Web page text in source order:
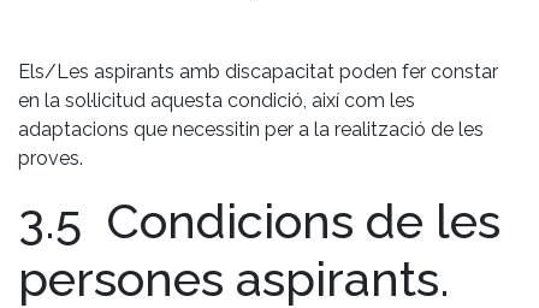
Els/Les aspirants amb discapacitat poden fer constar
en la sol·licitud aquesta condició, així com les
adaptacions que necessitin per a la realització de les
proves.
3.5 Condicions de les
persones aspirants.